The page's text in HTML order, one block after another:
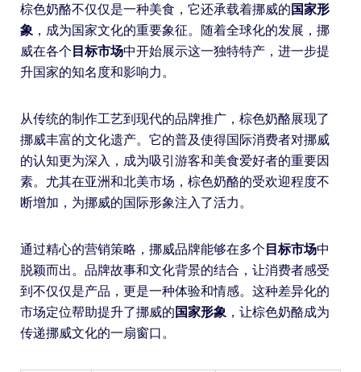
棕色奶酪不仅仅是一种美食，它还承载着挪威的 国家形
象，成为国家文化的重要象征。随着全球化的发展，挪
威在各个目标市场中开始展示这一独特特产，进一步提
升国家的知名度和影响力。
从传统的制作工艺到现代的品牌推广，棕色奶酪展现了
挪威丰富的文化遗产。它的普及使得国际消费者对挪威
的认知更为深入，成为吸引游客和美食爱好者的重要因
素。尤其在亚洲和北美市场，棕色奶酪的受欢迎程度不
断增加，为挪威的国际形象注入了活力。
通过精心的营销策略，挪威品牌能够在多个目标市场中
脱颖而出。品牌故事和文化背景的结合，让消费者感受
到不仅仅是产品，更是一种体验和情感。这种差异化的
市场定位帮助提升了挪威的 国家形象，让棕色奶酪成为
传递挪威文化的一扇窗口。